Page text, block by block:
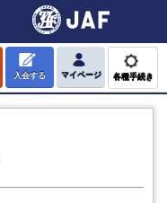
入会する マイページ 各種手続き